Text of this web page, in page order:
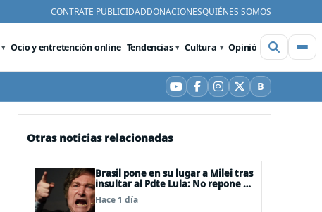
CONTRATE PUBLICIDADDONACIONESQUIÉNES SOMOS
Ocio y entretención online Tendencias Cultura Opinión Videos
YouTube
Facebook
Instagram
X BBluesky
Otras noticias relacionadas
Brasil pone en su lugar a Milei tras
insultar al Pdte Lula: No repone al
embajador en BBSS y rebaja la
relación bilateral
Hace 1 día